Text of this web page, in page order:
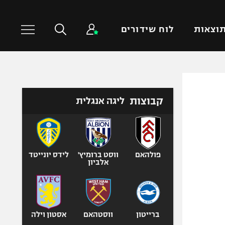
תוצאות לוח שידורים
טניס
כדוריד
כדורעף
שחייה
ג'ודו
אגרוף
ספורט אולימפי
קבוצות ליגה אנגלית
פולהאם
ווסט ברומיץ'
אלביון
לידס יונייטד
ברייטון ווסטהאם אסטון וילה